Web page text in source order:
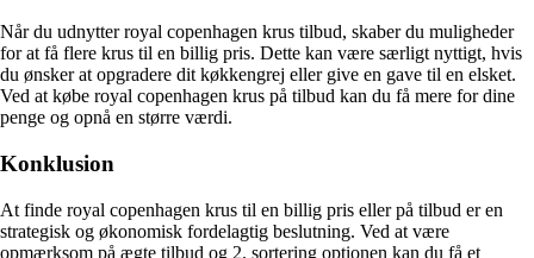
Når du udnytter royal copenhagen krus tilbud, skaber du muligheder
for at få flere krus til en billig pris. Dette kan være særligt nyttigt, hvis
du ønsker at opgradere dit køkkengrej eller give en gave til en elsket.
Ved at købe royal copenhagen krus på tilbud kan du få mere for dine
penge og opnå en større værdi.
Konklusion
At finde royal copenhagen krus til en billig pris eller på tilbud er en
strategisk og økonomisk fordelagtig beslutning. Ved at være
opmærksom på ægte tilbud og 2. sortering optionen kan du få et